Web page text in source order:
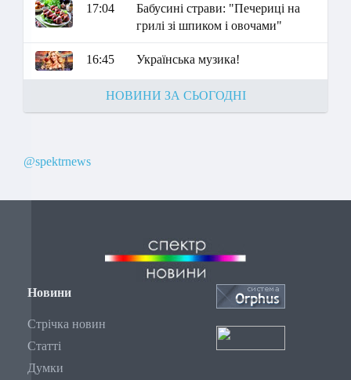
17:04
Бабусині страви: "Печериці на
грилі зі шпиком і овочами"
16:45 Українська музика!
НОВИНИ ЗА СЬОГОДНІ
@spektrnews
Новини
Стрічка новин
Статті
Думки